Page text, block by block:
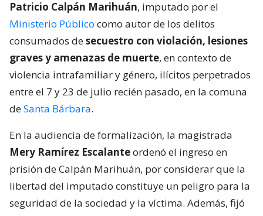
Patricio Calpán Marihuán, imputado por el
Ministerio Público como autor de los delitos
consumados desecuestro con violación, lesiones
graves y amenazas de muerte, en contexto de
violencia intrafamiliar y género, ilícitos perpetrados
entre el 7 y 23 de julio recién pasado, en la comuna
deSanta Bárbara.
En la audiencia de formalización, la magistrada
Mery Ramírez Escalanteordenó el ingreso en
prisión de Calpán Marihuán, por considerar que la
libertad del imputado constituye un peligro para la
seguridad de la sociedad y la víctima. Además, fijó